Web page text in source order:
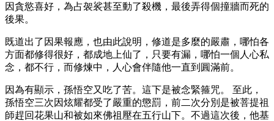
因貪慾喜好，為占袈裟甚至動了殺機，最後弄得個撞牆而死的
後果。
既道出了因果報應，也由此說明，修道是多麼的嚴肅，哪怕各
方面都修得很好，都成地上仙了，只要有漏，哪怕一個人心私
念，都不行，而修煉中，人心會伴隨他一直到圓滿前。
因為有顯示，孫悟空又吃了苦。這下是被念緊箍咒。 至此，
孫悟空三次因炫耀都受了嚴重的懲罰，前二次分別是被菩提祖
師趕回花果山和被如來佛祖壓在五行山下。不過這次後，他基